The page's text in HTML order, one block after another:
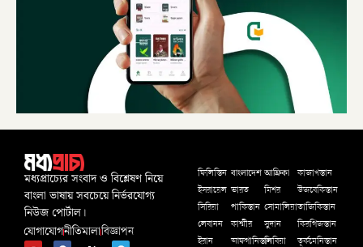
মধ্যপ্রাচ্যের সংবাদ ও বিশ্লেষণ নিয়ে
বাংলা ভাষায় সবচেয়ে নির্ভরযোগ্য
নিউজ পোর্টাল।
যোগাযোগনীতিমালাবিজ্ঞাপন
ফিলিস্তিন
ইসরায়েল
সিরিয়া
লেবানন
ইরান
বাংলাদেশ
ভারত
পাকিস্তান
কাশ্মীর
আফগানিস্তান
আফ্রিকা
মিশর
সোমালিয়া
সুদান
লিবিয়া
কাজাখস্তান
উজবেকিস্তান
তাজিকিস্তান
কিরগিজস্তান
তূর্কমেনিস্তান